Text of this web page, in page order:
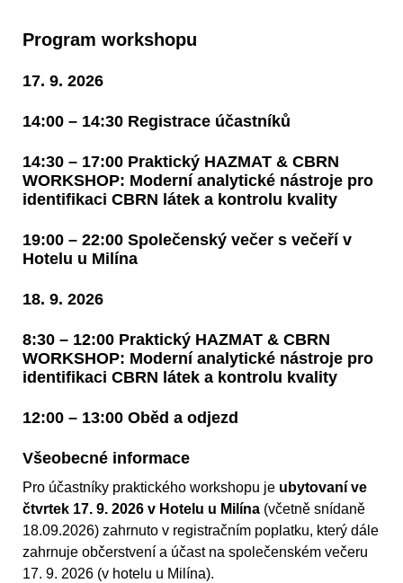
Program workshopu
17. 9. 2026
14:00 – 14:30 Registrace účastníků
14:30 – 17:00 Praktický HAZMAT & CBRN
WORKSHOP: Moderní analytické nástroje pro
identifikaci CBRN látek a kontrolu kvality
19:00 – 22:00 Společenský večer s večeří v
Hotelu u Milína
18. 9. 2026
8:30 – 12:00 Praktický HAZMAT & CBRN
WORKSHOP: Moderní analytické nástroje pro
identifikaci CBRN látek a kontrolu kvality
12:00 – 13:00 Oběd a odjezd
Všeobecné informace
Pro účastníky praktického workshopu je ubytovaní ve
čtvrtek 17. 9. 2026 v Hotelu u Milína (včetně snídaně
18.09.2026) zahrnuto v registračním poplatku, který dále
zahrnuje občerstvení a účast na společenském večeru
17. 9. 2026 (v hotelu u Milína).